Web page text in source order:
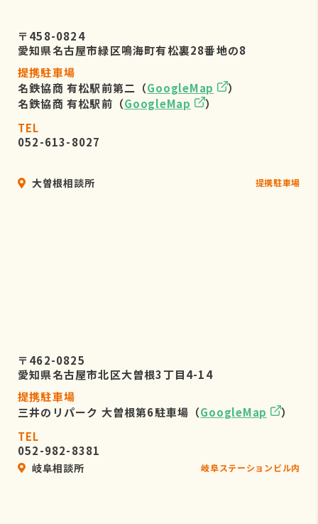
〒458-0824
愛知県名古屋市緑区鳴海町有松裏28番地の8
提携駐車場
名鉄協商 有松駅前第二（GoogleMap
）
名鉄協商 有松駅前（GoogleMap
）
TEL
052-613-8027
大曽根相談所 提携駐車場
〒462-0825
愛知県名古屋市北区大曽根3丁目4-14
提携駐車場
三井のリパーク 大曽根第6駐車場（GoogleMap
）
TEL
052-982-8381
岐阜相談所 岐阜ステーションビル内